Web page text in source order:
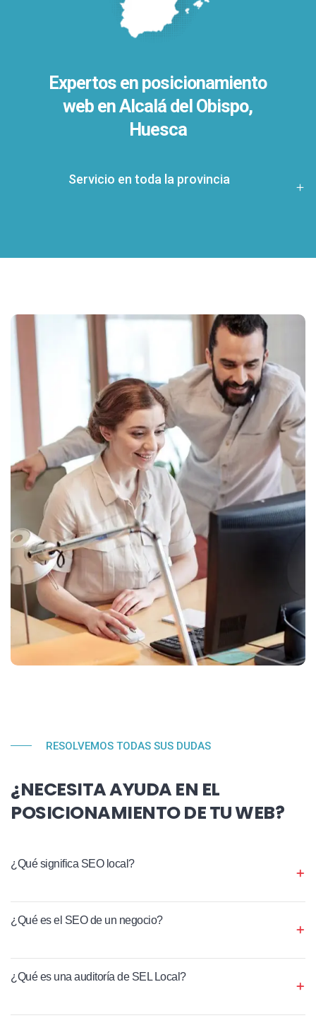
Expertos en posicionamiento
web en Alcalá del Obispo,
Huesca
Servicio en toda la provincia
RESOLVEMOS TODAS SUS DUDAS
¿NECESITA AYUDA EN EL
POSICIONAMIENTO DE TU WEB?
¿Qué significa SEO local?
¿Qué es el SEO de un negocio?
¿Qué es una auditoría de SEL Local?